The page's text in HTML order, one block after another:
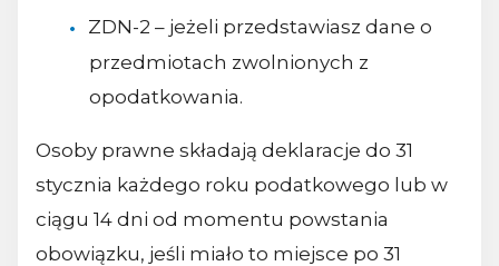
ZDN-2 – jeżeli przedstawiasz dane o
przedmiotach zwolnionych z
opodatkowania.
Osoby prawne składają deklaracje do 31
stycznia każdego roku podatkowego lub w
ciągu 14 dni od momentu powstania
obowiązku, jeśli miało to miejsce po 31